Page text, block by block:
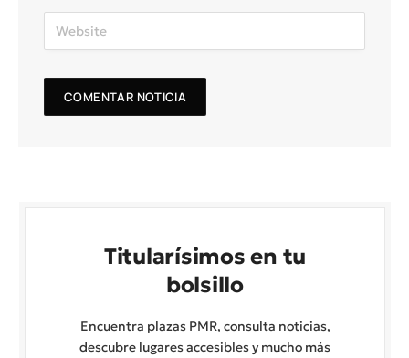
Titularísimos en tu
bolsillo
Encuentra plazas PMR, consulta noticias,
descubre lugares accesibles y mucho más